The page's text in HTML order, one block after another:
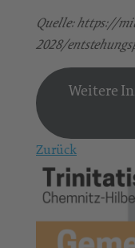
Quelle: https://
2028/
Weitere
Zurück